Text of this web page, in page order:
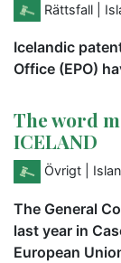
Rättsfall |
Icelandic
Office (EPO)
The word
ICELAND
Övrigt |
The General
last year in
European